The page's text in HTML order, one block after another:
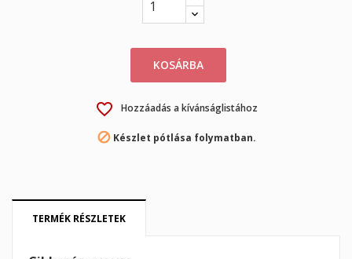
KOSÁRBA
favorite_border Hozzáadás a kívánságlistához
 Készlet pótlása folymatban.
TERMÉK RÉSZLETEK
Create new list
Kívánságlista létrehozása
Mégsem Kívánságlista létrehozása
Bejelentkezés
Be kell jelentkezned a termékek kívánságlistába történő
Mégsem Bejelentkezés